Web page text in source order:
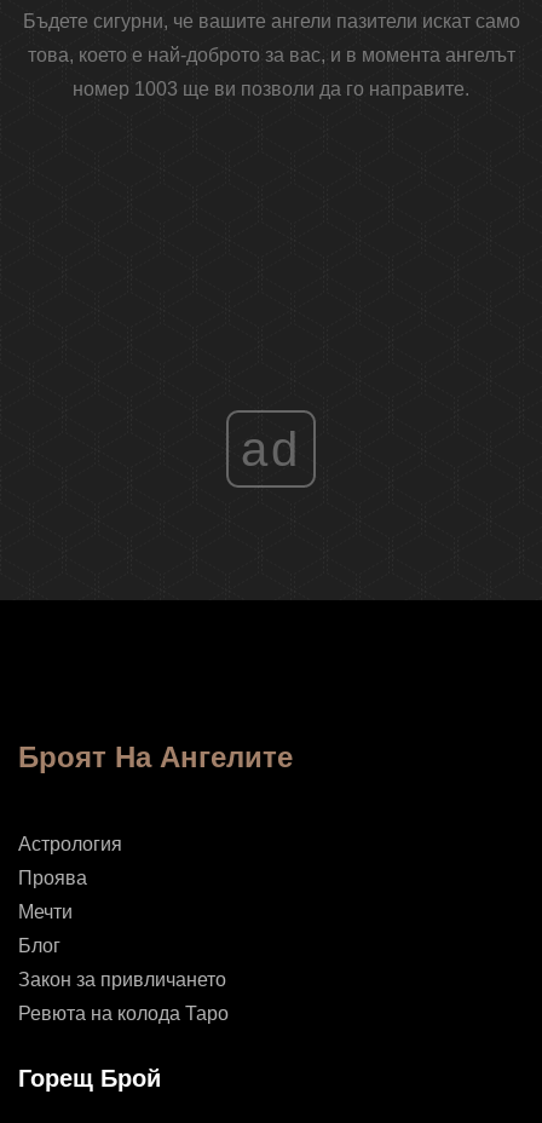
Бъдете сигурни, че вашите ангели пазители искат само
това, което е най-доброто за вас, и в момента ангелът
номер 1003 ще ви позволи да го направите.
ad
Броят На Ангелите
Астрология
Проява
Мечти
Блог
Закон за привличането
Ревюта на колода Таро
Горещ Брой